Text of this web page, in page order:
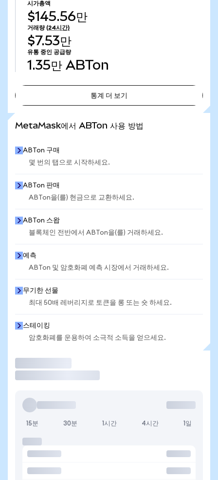
시가총액
$145.56만
거래량 (24시간)
$7.53만
유통 중인 공급량
1.35만 ABTon
통계 더 보기
MetaMask에서 ABTon 사용 방법
ABTon 구매
몇 번의 탭으로 시작하세요.
ABTon 판매
ABTon을(를) 현금으로 교환하세요.
ABTon 스왑
블록체인 전반에서 ABTon을(를) 거래하세요.
예측
ABTon 및 암호화폐 예측 시장에서 거래하세요.
무기한 선물
최대 50배 레버리지로 토큰을 롱 또는 숏 하세요.
스테이킹
암호화폐를 운용하여 소극적 소득을 얻으세요.
15분 30분 1시간 4시간 1일